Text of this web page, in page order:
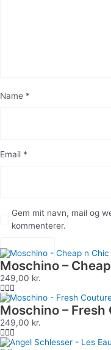
Name *
Email *
Gem mit navn, mail og
kommenterer.
Moschino –
249,00 kr.
Moschino – Fresh
249,00 kr.